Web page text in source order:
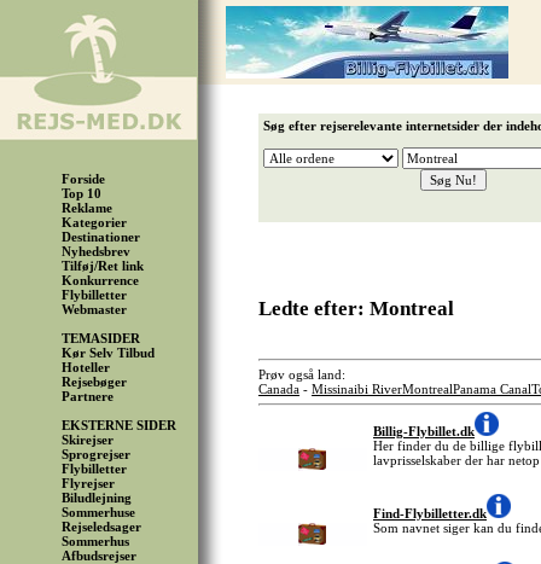
Forside
Top 10
Reklame
Kategorier
Destinationer
Nyhedsbrev
Tilføj/Ret link
Konkurrence
Flybilletter
Webmaster
TEMASIDER
Kør Selv Tilbud
Hoteller
Rejsebøger
Partnere
EKSTERNE SIDER
Skirejser
Sprogrejser
Flybilletter
Flyrejser
Biludlejning
Sommerhuse
Rejseledsager
Sommerhus
Afbudsrejser
Søg efter rejserelevante internetsider der
Ledte efter: Montreal
Prøv også land:
Canada - Missinaibi RiverMontrealPanama Canal
Billig-Flybillet.dk
Her finder du de billige
lavprisselskaber der har
Find-Flybilletter.dk
Som navnet siger kan du